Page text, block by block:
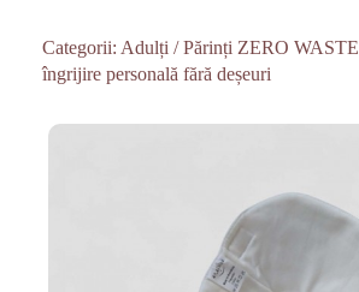
Categorii: Adulți / Părinți ZERO WASTE
îngrijire personală fără deșeuri